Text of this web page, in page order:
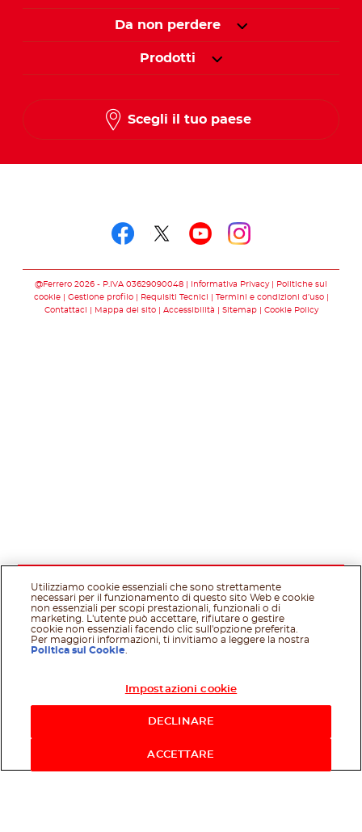
Da non perdere
Prodotti
Scegli il tuo paese
@Ferrero 2026 - P.IVA 03629090048 Informativa Privacy
Politiche sui
cookie
Gestione profilo Requisiti Tecnici
Termini e condizioni d’uso
Contattaci
Mappa del sito Accessibilità Sitemap Cookie Policy
Utilizziamo cookie essenziali che sono strettamente
necessari per il funzionamento di questo sito Web e cookie
non essenziali per scopi prestazionali, funzionali o di
marketing. L'utente può accettare, rifiutare o gestire
cookie non essenziali facendo clic sull'opzione preferita.
Per maggiori informazioni, ti invitiamo a leggere la nostra
Politica sui Cookie
Impostazioni cookie
DECLINARE
ACCETTARE